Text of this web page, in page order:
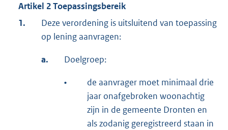
Artikel 2 Toepassingsbereik
1.
Deze verordening is uitsluitend van toepassing
op lening aanvragen:
a. Doelgroep:
•
de aanvrager moet minimaal drie
jaar onafgebroken woonachtig
zijn in de gemeente Dronten en
als zodanig geregistreerd staan in